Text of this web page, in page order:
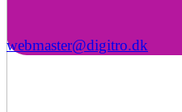
webmaster@digitro.dk